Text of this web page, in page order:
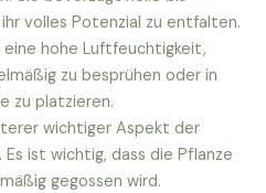
volles Potenzial zu entfalten.
hohe Luftfeuchtigkeit,
zu besprühen oder in
zu platzieren.
wichtiger Aspekt der
ist wichtig, dass die Pflanze
gegossen wird.